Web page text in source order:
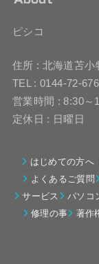
ピシコ
住所 : 北海道苫小
TEL : 0144-72-
営業時間 : 8:30～
定休日 : 日曜日
はじめての方へ
よくあるご質問
サービス
パソコ
修理の事
著作